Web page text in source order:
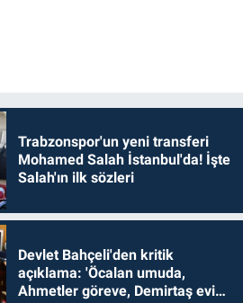
Trabzonspor'un yeni transferi
Mohamed Salah İstanbul'da! İşte
Salah'ın ilk sözleri
Devlet Bahçeli'den kritik
açıklama: 'Öcalan umuda,
Ahmetler göreve, Demirtaş evine